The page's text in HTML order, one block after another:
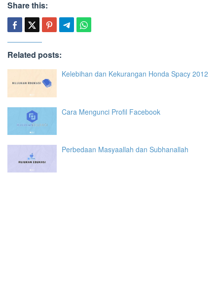
Share this:
Related posts:
Kelebihan dan Kekurangan Honda Spacy 2012
Cara Mengunci Profil Facebook
Perbedaan Masyaallah dan Subhanallah